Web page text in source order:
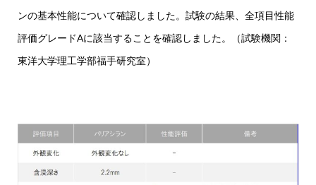
ンの基本性能について確認しました。試験の結果、全項目性能
評価グレードAに該当することを確認しました。（試験機関：
東洋大学理工学部福手研究室）